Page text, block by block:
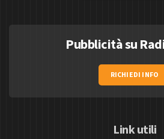
Pubblicità su
RICHIEDI INFO
Link utili